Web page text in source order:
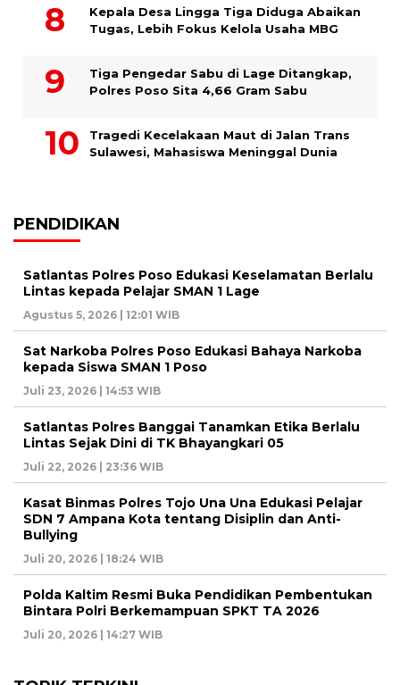
Kepala Desa Lingga Tiga Diduga Abaikan
Tugas, Lebih Fokus Kelola Usaha MBG
Tiga Pengedar Sabu di Lage Ditangkap,
Polres Poso Sita 4,66 Gram Sabu
Tragedi Kecelakaan Maut di Jalan Trans
Sulawesi, Mahasiswa Meninggal Dunia
PENDIDIKAN
Satlantas Polres Poso Edukasi Keselamatan Berlalu
Lintas kepada Pelajar SMAN 1 Lage
Agustus 5, 2026 | 12:01 WIB
Sat Narkoba Polres Poso Edukasi Bahaya Narkoba
kepada Siswa SMAN 1 Poso
Juli 23, 2026 | 14:53 WIB
Satlantas Polres Banggai Tanamkan Etika Berlalu
Lintas Sejak Dini di TK Bhayangkari 05
Juli 22, 2026 | 23:36 WIB
Kasat Binmas Polres Tojo Una Una Edukasi Pelajar
SDN 7 Ampana Kota tentang Disiplin dan Anti-
Bullying
Juli 20, 2026 | 18:24 WIB
Polda Kaltim Resmi Buka Pendidikan Pembentukan
Bintara Polri Berkemampuan SPKT TA 2026
Juli 20, 2026 | 14:27 WIB